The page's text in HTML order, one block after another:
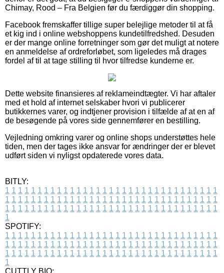
Chimay, Rood – Fra Belgien før du færdiggør din shopping.
Facebook fremskaffer tillige super belejlige metoder til at få
et kig ind i online webshoppens kundetilfredshed. Desuden
er der mange online forretninger som gør det muligt at notere
en anmeldelse af ordreforløbet, som ligeledes må drages
fordel af til at tage stilling til hvor tilfredse kunderne er.
Dette website finansieres af reklameindtægter. Vi har aftaler
med et hold af internet selskaber hvori vi publicerer
butikkernes varer, og indtjener provision i tilfælde af at en af
de besøgende på vores side gennemfører en bestilling.
Vejledning omkring varer og online shops understøttes hele
tiden, men der tages ikke ansvar for ændringer der er blevet
udført siden vi nyligst opdaterede vores data.
BITLY:
1 1 1 1 1 1 1 1 1 1 1 1 1 1 1 1 1 1 1 1 1 1 1 1 1 1 1 1 1 1 1 1 1
1 1 1 1 1 1 1 1 1 1 1 1 1 1 1 1 1 1 1 1 1 1 1 1 1 1 1 1 1 1 1 1 1
1 1 1 1 1 1 1 1 1 1 1 1 1 1 1 1 1 1 1 1 1 1 1 1 1 1 1 1 1 1 1 1 1
1
SPOTIFY:
1 1 1 1 1 1 1 1 1 1 1 1 1 1 1 1 1 1 1 1 1 1 1 1 1 1 1 1 1 1 1 1 1
1 1 1 1 1 1 1 1 1 1 1 1 1 1 1 1 1 1 1 1 1 1 1 1 1 1 1 1 1 1 1 1 1
1 1 1 1 1 1 1 1 1 1 1 1 1 1 1 1 1 1 1 1 1 1 1 1 1 1 1 1 1 1 1 1 1
1
CUTTLY BIO: